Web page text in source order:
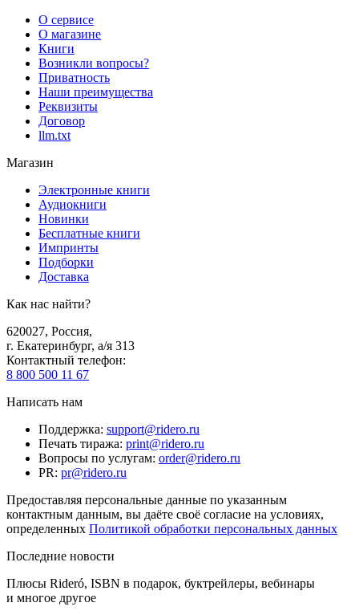
О сервисе
О магазине
Книги
Возникли вопросы?
Приватность
Наши преимущества
Реквизиты
Договор
llm.txt
Магазин
Электронные книги
Аудиокниги
Новинки
Бесплатные книги
Импринты
Подборки
Доставка
Как нас найти?
620027, Россия,
г. Екатеринбург, а/я 313
Контактный телефон:
8 800 500 11 67
Написать нам
Поддержка: support@ridero.ru
Печать тиража: print@ridero.ru
Вопросы по услугам: order@ridero.ru
PR: pr@ridero.ru
Предоставляя персональные данные по указанным
контактным данным, вы даёте своё согласие на условиях,
определенных Политикой обработки персональных данных
Последние новости
Плюсы Rideró, ISBN в подарок, буктрейлеры, вебинары
и многое другое